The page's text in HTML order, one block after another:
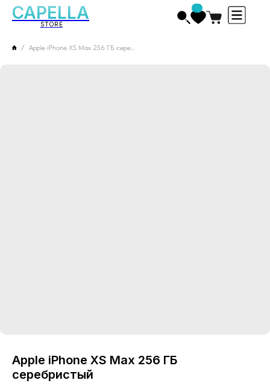
CAPELLA
STORE
Apple iPhone XS Max 256 ГБ
серебристый